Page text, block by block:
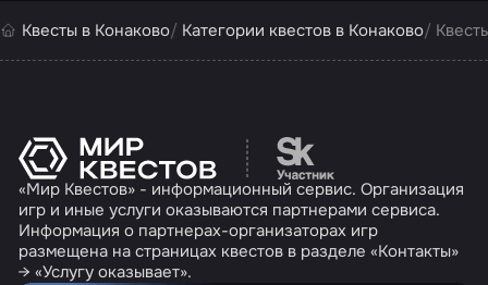
Квесты в Конаково Категории квестов в Конаково
Перейти на сайт
«Мир Квестов» - информационный сервис. Организация
игр и иные услуги оказываются партнерами сервиса.
Информация о партнерах-организаторах игр
размещена на страницах квестов в разделе «Контакты»
→ «Услугу оказывает».